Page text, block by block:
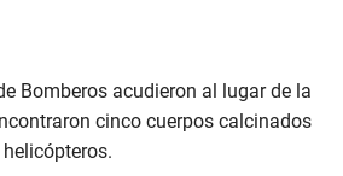
Bomberos acudieron al lugar de la
cinco cuerpos calcinados